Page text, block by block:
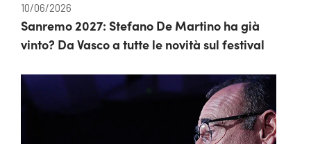
10/06/2026
Sanremo 2027: Stefano De Martino ha già
vinto? Da Vasco a tutte le novità sul festival